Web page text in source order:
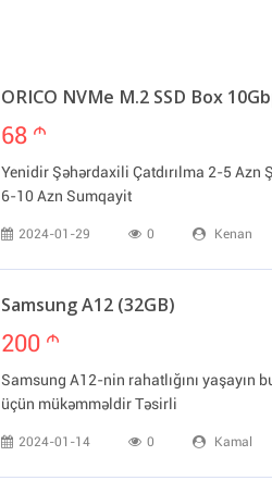
ORICO NVMe M.2 SSD Box
68 m
Yenidir Şəhərdaxili Çatdırılma 2-5 Azn
6-10 Azn Sumqayit
2024-01-29 0 Kenan
Samsung A12 (32GB)
200 m
Samsung A12-nin rahatlığını yaşayın
üçün mükəmməldir Təsirli
2024-01-14 0 Kamal